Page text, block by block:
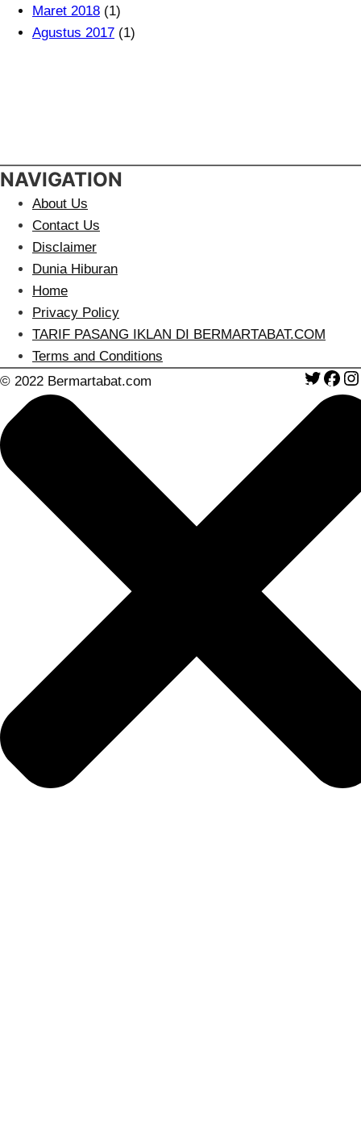
Maret 2018 (1)
Agustus 2017 (1)
NAVIGATION
About Us
Contact Us
Disclaimer
Dunia Hiburan
Home
Privacy Policy
TARIF PASANG IKLAN DI BERMARTABAT.COM
Terms and Conditions
© 2022 Bermartabat.com
Twitter